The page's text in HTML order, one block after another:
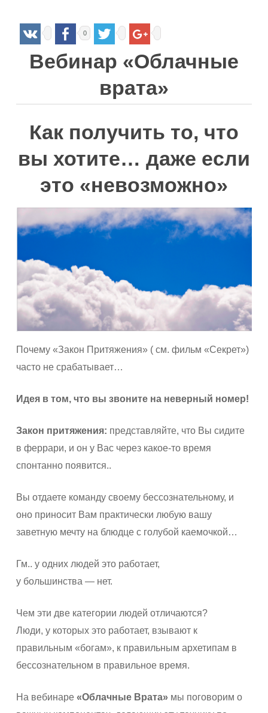
0
Вебинар «Облачные
врата»
Как получить то, что
вы хотите… даже если
это «невозможно»
Почему «Закон Притяжения» ( см. фильм «Секрет»)
часто не срабатывает…
Идея в том, что вы звоните на неверный номер!
Закон притяжения: представляйте, что Вы сидите
в феррари, и он у Вас через какое-то время
спонтанно появится..
Вы отдаете команду своему бессознательному, и
оно приносит Вам практически любую вашу
заветную мечту на блюдце с голубой каемочкой…
Гм.. у одних людей это работает,
у большинства — нет.
Чем эти две категории людей отличаются?
Люди, у которых это работает, взывают к
правильным «богам», к правильным архетипам в
бессознательном в правильное время.
На вебинаре «Облачные Врата»мы поговорим о